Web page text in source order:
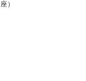
座）